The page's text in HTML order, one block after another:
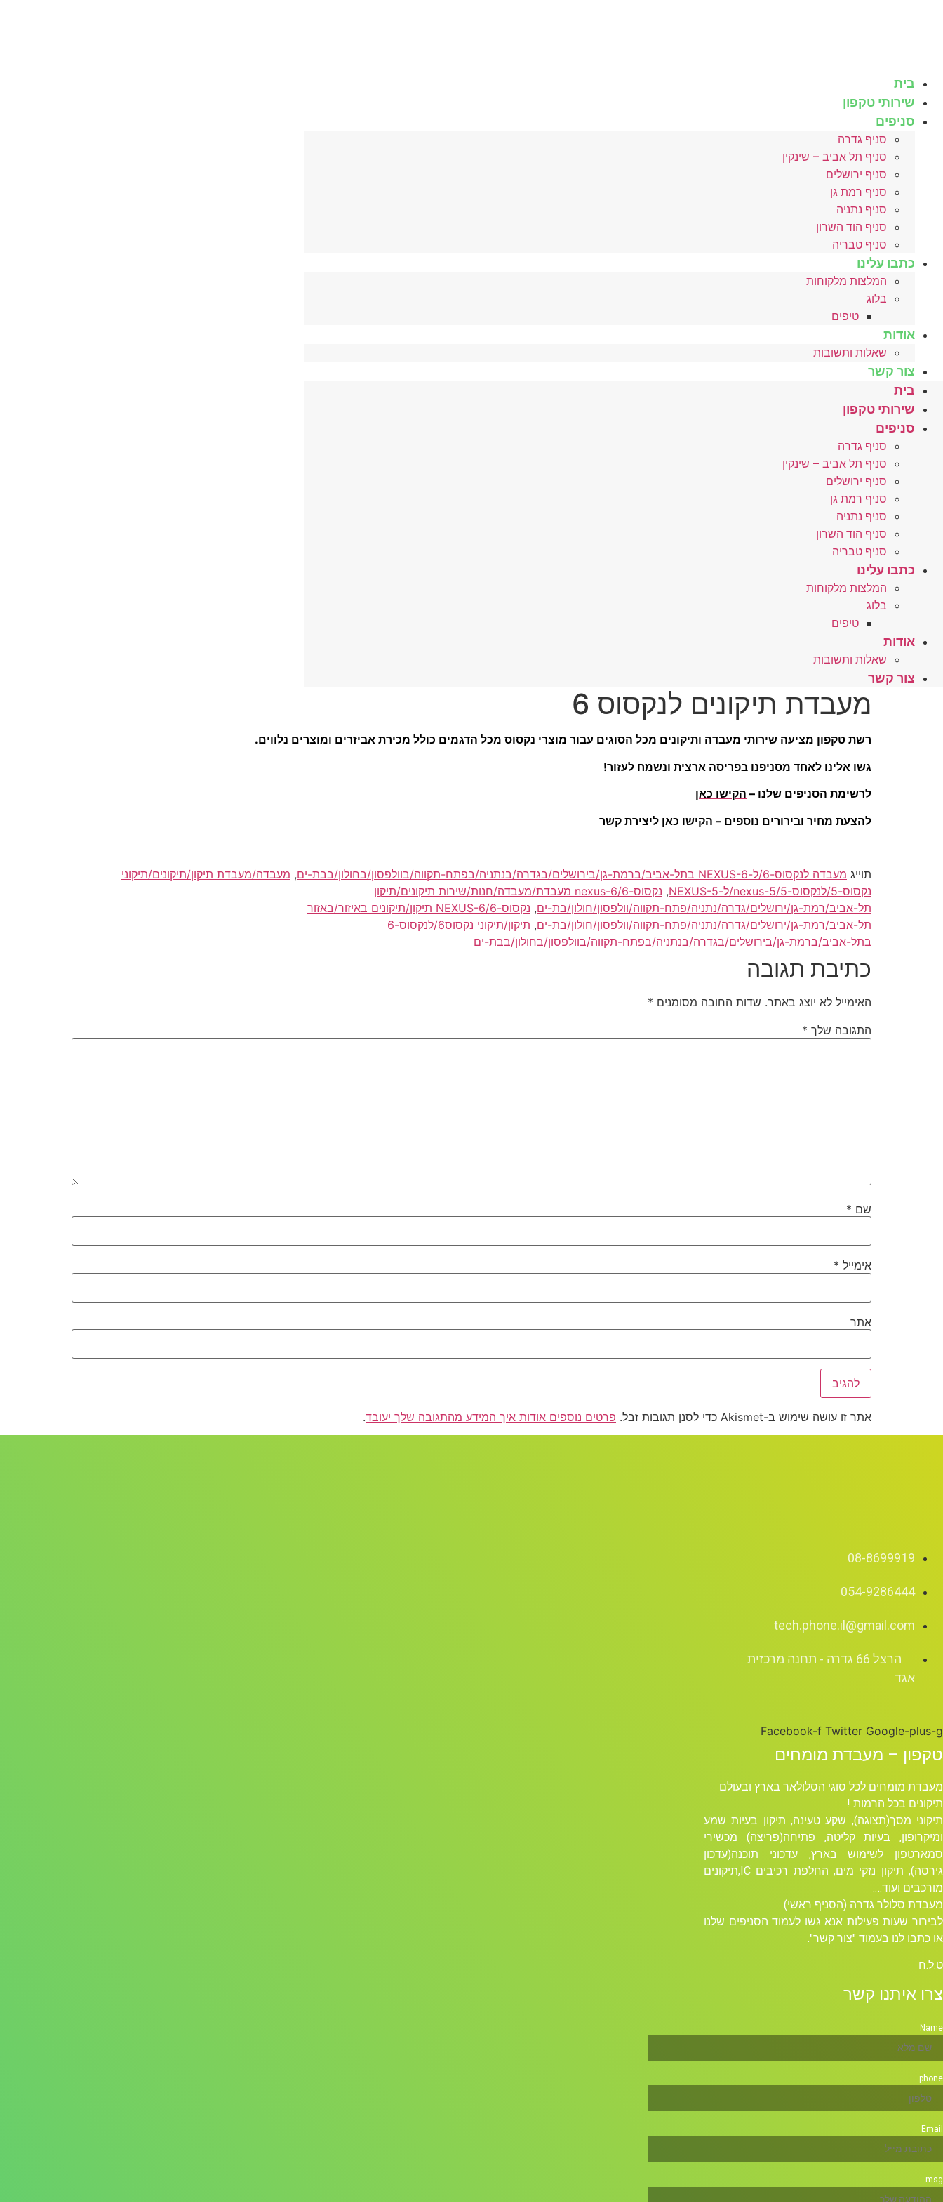
בית
שירותי טקפון
סניפים
סניף גדרה
סניף תל אביב – שינקין
סניף ירושלים
סניף רמת גן
סניף נתניה
סניף הוד השרון
סניף טבריה
כתבו עלינו
המלצות מלקוחות
בלוג
טיפים
אודות
שאלות ותשובות
צור קשר
בית
שירותי טקפון
סניפים
סניף גדרה
סניף תל אביב – שינקין
סניף ירושלים
סניף רמת גן
סניף נתניה
סניף הוד השרון
סניף טבריה
כתבו עלינו
המלצות מלקוחות
בלוג
טיפים
אודות
שאלות ותשובות
צור קשר
מעבדת תיקונים לנקסוס 6
רשת טקפון מציעה שירותי מעבדה ותיקונים מכל הסוגים עבור מוצרי נקסוס מכל הדגמים כולל מכירת אביזרים ומוצרים נלווים.
גשו אלינו לאחד מסניפנו בפריסה ארצית ונשמח לעזור!
לרשימת הסניפים שלנו – הקישו כאן
להצעת מחיר ובירורים נוספים – הקישו כאן ליצירת קשר
תוייג מעבדה לנקסוס-6/ל-NEXUS-6 בתל-אביב/ברמת-גן/בירושלים/בגדרה/בנתניה/בפתח-תקווה/בוולפסון/בחולון/בבת-ים , מעבדה/מעבדת תיקון/תיקונים/תיקוני
נקסוס-5/לנקסוס-5/nexus-5/ל-NEXUS-5
,
נקסוס-6/nexus-6 מעבדת/מעבדה/חנות/שירות תיקונים/תיקון
תל-אביב/רמת-גן/ירושלים/גדרה/נתניה/פתח-תקווה/וולפסון/חולון/בת-ים,
נקסוס-6/NEXUS-6 תיקון/תיקונים באיזור/באזור
תל-אביב/רמת-גן/ירושלים/גדרה/נתניה/פתח-תקווה/וולפסון/חולון/בת-ים,
תיקון/תיקוני נקסוס6/לנקסוס-6
בתל-אביב/ברמת-גן/בירושלים/בגדרה/בנתניה/בפתח-תקווה/בוולפסון/בחולון/בבת-ים
כתיבת תגובה
האימייל לא יוצג באתר. שדות החובה מסומנים *
התגובה שלך *
שם *
אימייל *
אתר
אתר זו עושה שימוש ב-Akismet כדי לסנן תגובות זבל. פרטים נוספים אודות איך המידע מהתגובה שלך יעובד.
08-8699919
054-9286444
tech.phone.il@gmail.com
הרצל 66 גדרה - תחנה מרכזית
אגד
Facebook-f Twitter Google-plus-g
טקפון – מעבדת מומחים
מעבדת מומחים לכל סוגי הסלולאר בארץ ובעולם
תיקונים בכל הרמות !
תיקוני מסך(תצוגה), שקע טעינה, תיקון בעיות שמע
ומיקרופון, בעיות קליטה, פתיחה(פריצה) מכשירי
סמארטפון לשימוש בארץ, עדכוני תוכנה(עדכון
גירסה), תיקון נזקי מים, החלפת רכיבים ICׁ,תיקונים
מורכבים ועוד….
מעבדת סלולר גדרה (הסניף ראשי)
לבירור שעות פעילות אנא גשו לעמוד הסניפים שלנו
או כתבו לנו בעמוד "צור קשר".
ט.ל.ח
צרו איתנו קשר
Name
phone
Email
msg